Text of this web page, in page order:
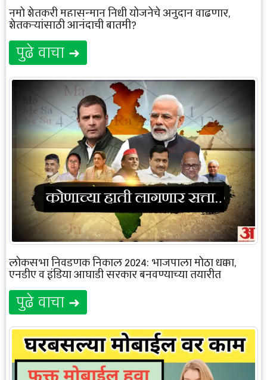
नमो शेतकरी महासन्मान निधी योजनेचे अनुदान वाढणार,
शेतकऱ्यांसाठी आनंदाची बातमी?
पुढे वाचा ➜
लोकसभा निवडणूक निकाल 2024: भाजपाला मोठा धक्का,
एनडीए व इंडिया आघाडी सरकार बनवण्याच्या तयारीत
पुढे वाचा ➜